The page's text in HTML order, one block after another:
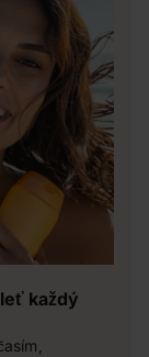
každý